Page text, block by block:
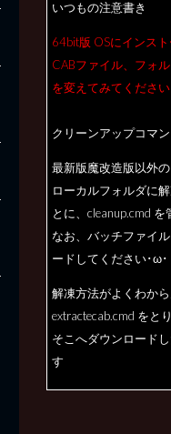
いつもの注意書き
64bit版 OSにインス
CABファイル、フォ
を変えてみてください
クリーンアップコマ
最新版魔改造版以外
ローカルフォルダに
とに、cleanup.cmd を
なお、バッチファイ
ードしてください･ω･
解凍方法がよくわか
extractecab.cmd をと
そこへダウンロード
す